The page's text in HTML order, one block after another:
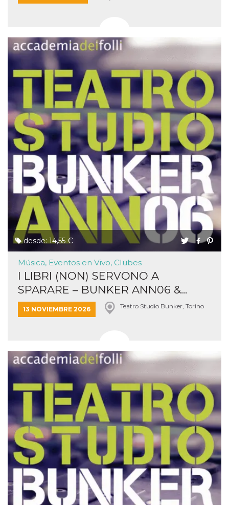
desde: 14,55 €
Música, Eventos en Vivo, Clubes
I LIBRI (NON) SERVONO A
SPARARE – BUNKER ANN06 &...
13 NOVIEMBRE 2026 Teatro Studio Bunker, Torino